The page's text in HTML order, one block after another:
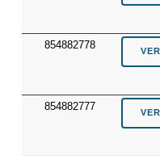
854882778
854882777